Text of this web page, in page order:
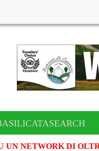
UN NETWORK DI